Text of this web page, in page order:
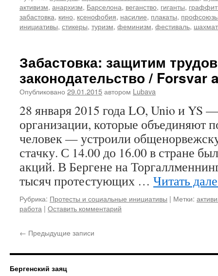
активизм, анархизм, Барселона, веганство, гиганты,
забастовка, кино, ксенофобия, насилие, плакаты,
инициативы, стикеры, туризм, феминизм, фестиваль,
Забастовка: защитим
законодательство / Forsvar
Опубликовано 29.01.2015автором Lubava
28 января 2015 года LO, Unio и YS
организации, которые объединяют
человек — устроили
стачку. С 14.00 до 16.00 в стране
акций. В Бергене на
тысяч протестующих … Читать
Рубрика: Протесты и социальные инициативы | Метки:
работа | Оставить комментарий
← Предыдущие записи
Бергенский заяц